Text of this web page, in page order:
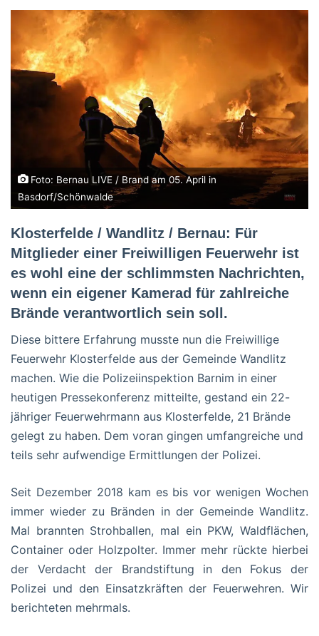
Foto: Bernau LIVE / Brand am 05. April in
Basdorf/Schönwalde
Klosterfelde / Wandlitz / Bernau: Für
Mitglieder einer Freiwilligen Feuerwehr ist
es wohl eine der schlimmsten Nachrichten,
wenn ein eigener Kamerad für zahlreiche
Brände verantwortlich sein soll.
Diese bittere Erfahrung musste nun die Freiwillige
Feuerwehr Klosterfelde aus der Gemeinde Wandlitz
machen. Wie die Polizeiinspektion Barnim in einer
heutigen Pressekonferenz mitteilte, gestand ein 22-
jähriger Feuerwehrmann aus Klosterfelde, 21 Brände
gelegt zu haben. Dem voran gingen umfangreiche und
teils sehr aufwendige Ermittlungen der Polizei.
Seit Dezember 2018 kam es bis vor wenigen Wochen
immer wieder zu Bränden in der Gemeinde Wandlitz.
Mal brannten Strohballen, mal ein PKW, Waldflächen,
Container oder Holzpolter. Immer mehr rückte hierbei
der Verdacht der Brandstiftung in den Fokus der
Polizei und den Einsatzkräften der Feuerwehren. Wir
berichteten mehrmals.